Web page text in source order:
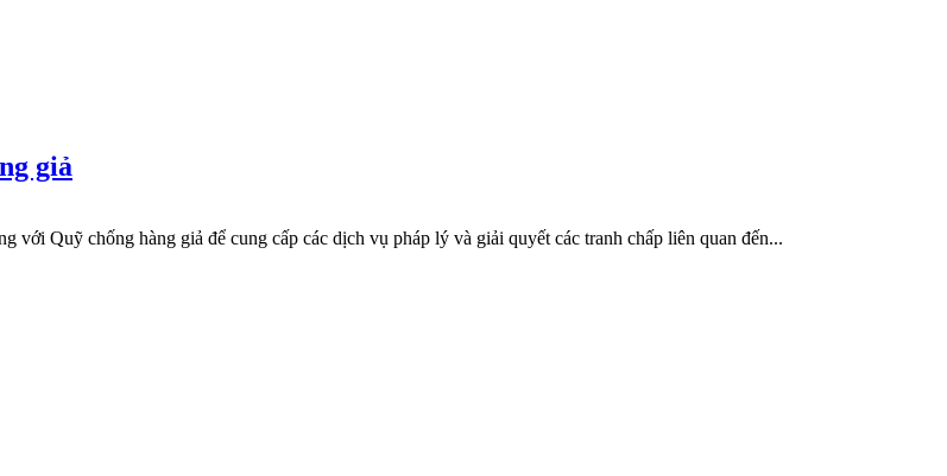
giả
Quỹ chống hàng giả để cung cấp các dịch vụ pháp lý và giải quyết các tranh chấp liên quan đến...